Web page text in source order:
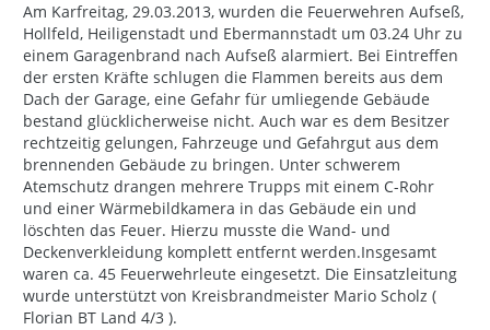
Am Karfreitag, 29.03.2013, wurden die Feuerwehren Aufseß,
Hollfeld, Heiligenstadt und Ebermannstadt um 03.24 Uhr zu
einem Garagenbrand nach Aufseß alarmiert. Bei Eintreffen
der ersten Kräfte schlugen die Flammen bereits aus dem
Dach der Garage, eine Gefahr für umliegende Gebäude
bestand glücklicherweise nicht. Auch war es dem Besitzer
rechtzeitig gelungen, Fahrzeuge und Gefahrgut aus dem
brennenden Gebäude zu bringen. Unter schwerem
Atemschutz drangen mehrere Trupps mit einem C-Rohr
und einer Wärmebildkamera in das Gebäude ein und
löschten das Feuer. Hierzu musste die Wand- und
Deckenverkleidung komplett entfernt werden.Insgesamt
waren ca. 45 Feuerwehrleute eingesetzt. Die Einsatzleitung
wurde unterstützt von Kreisbrandmeister Mario Scholz (
Florian BT Land 4/3 ).